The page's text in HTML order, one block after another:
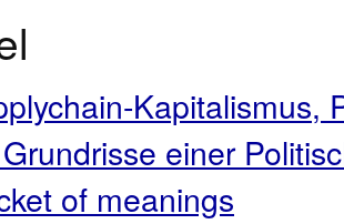
Kapitalismus,
einer
of meanings